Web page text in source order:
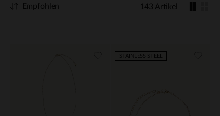
143 Artikel
Empfohlen
STAINLESS STEEL